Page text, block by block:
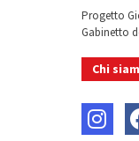
Progetto
Gabinetto
Chi